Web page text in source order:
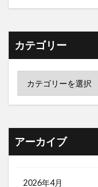
カテゴリー
アーカイブ
2026年4月